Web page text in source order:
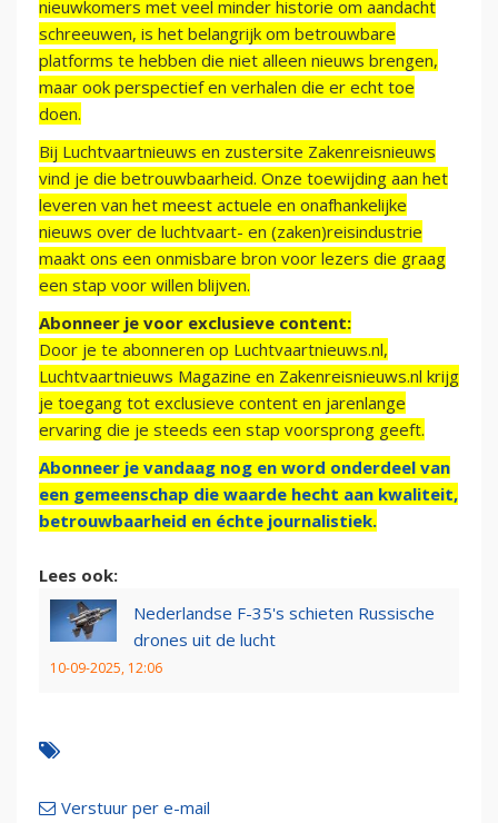
nieuwkomers met veel minder historie om aandacht
schreeuwen, is het belangrijk om betrouwbare
platforms te hebben die niet alleen nieuws brengen,
maar ook perspectief en verhalen die er echt toe
doen.
Bij Luchtvaartnieuws en zustersite Zakenreisnieuws
vind je die betrouwbaarheid. Onze toewijding aan het
leveren van het meest actuele en onafhankelijke
nieuws over de luchtvaart- en (zaken)reisindustrie
maakt ons een onmisbare bron voor lezers die graag
een stap voor willen blijven.
Abonneer je voor exclusieve content:
Door je te abonneren op Luchtvaartnieuws.nl,
Luchtvaartnieuws Magazine en Zakenreisnieuws.nl krijg
je toegang tot exclusieve content en jarenlange
ervaring die je steeds een stap voorsprong geeft.
Abonneer je vandaag nog en word onderdeel van
een gemeenschap die waarde hecht aan kwaliteit,
betrouwbaarheid en échte journalistiek.
Lees ook:
Nederlandse F-35's schieten Russische
drones uit de lucht
10-09-2025, 12:06
Verstuur per e-mail